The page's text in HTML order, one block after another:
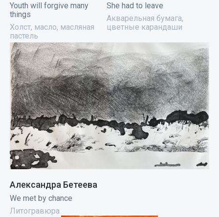
Youth will forgive many
things
Холст, масло, масляная
пастель
She had to leave
Акварельная бумага,
цветные карандаши
Александра Бетеева
We met by chance
Литогравюра